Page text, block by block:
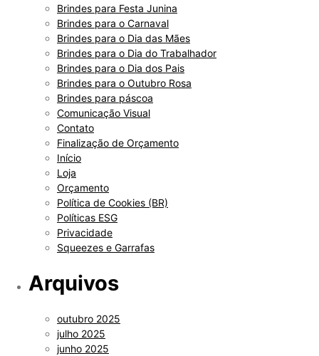
Brindes para Festa Junina
Brindes para o Carnaval
Brindes para o Dia das Mães
Brindes para o Dia do Trabalhador
Brindes para o Dia dos Pais
Brindes para o Outubro Rosa
Brindes para páscoa
Comunicação Visual
Contato
Finalização de Orçamento
Início
Loja
Orçamento
Política de Cookies (BR)
Políticas ESG
Privacidade
Squeezes e Garrafas
Arquivos
outubro 2025
julho 2025
junho 2025